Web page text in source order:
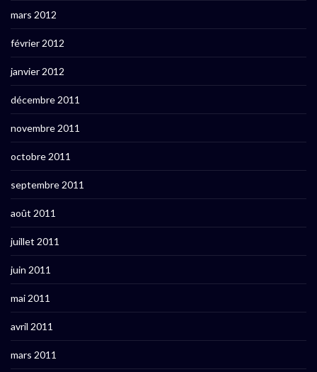
mars 2012
février 2012
janvier 2012
décembre 2011
novembre 2011
octobre 2011
septembre 2011
août 2011
juillet 2011
juin 2011
mai 2011
avril 2011
mars 2011